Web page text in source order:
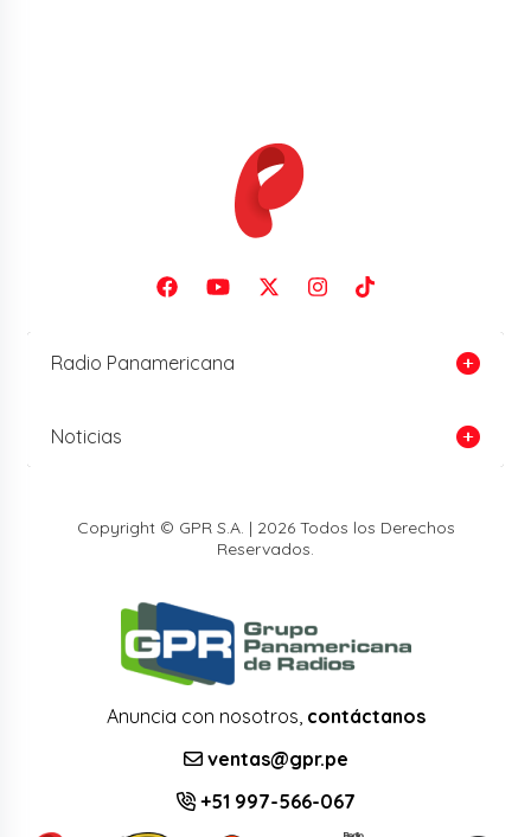
Radio Panamericana
Noticias
Copyright © GPR S.A. | 2026 Todos los Derechos
Reservados.
Anuncia con nosotros, contáctanos
ventas@gpr.pe
+51 997-566-067